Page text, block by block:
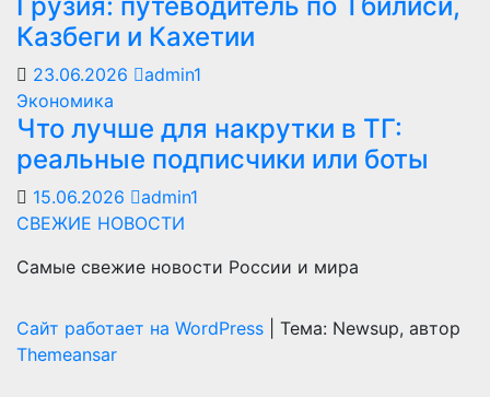
Казбеги и Кахетии
23.06.2026
admin1
Экономика
Что лучше для накрутки в ТГ:
реальные подписчики или боты
15.06.2026
admin1
СВЕЖИЕ НОВОСТИ
Самые свежие новости России и мира
Сайт работает на WordPress
Тема: Newsup, автор
Themeansar